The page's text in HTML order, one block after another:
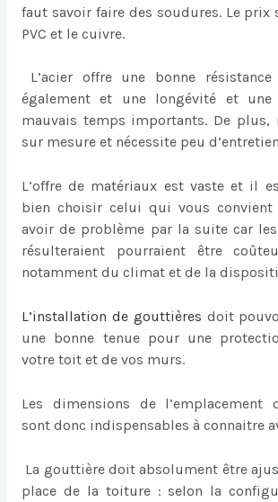
faut savoir faire des soudures. Le prix
PVC et le cuivre.
L’acier offre une bonne
également et une longévité et une
mauvais temps importants. De
sur mesure et nécessite peu
L’offre de matériaux est vaste et il
bien choisir celui qui vous convient
avoir de problème par la suite car
résulteraient pourraient être
notamment du climat et de la
L’installation de gouttières doit
une bonne tenue pour une
votre toit et de vos murs.
Les dimensions de l’emplacement
sont donc indispensables à connaitre
La gouttière doit absolument être
place de la toiture : selon la